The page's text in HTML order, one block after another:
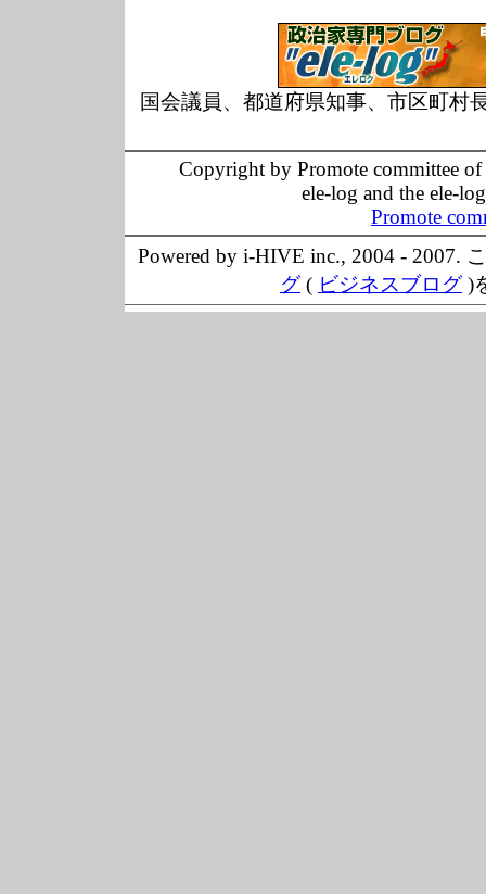
国会議員、都道府県知事、市区町村
Copyright by Promote committee
ele-log and the ele-
Promote
Powered by i-HIVE inc., 2004 - 2007.
グ( ビジネスブログ)